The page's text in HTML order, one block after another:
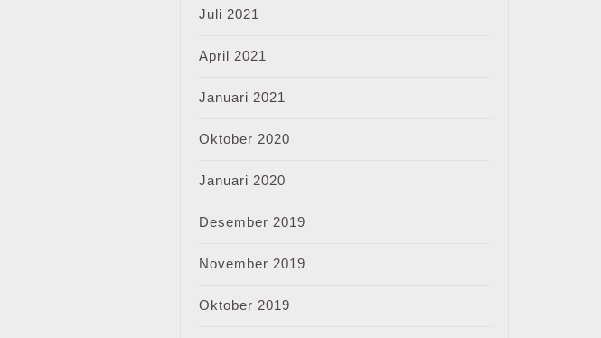
Juli 2021
April 2021
Januari 2021
Oktober 2020
Januari 2020
Desember 2019
November 2019
Oktober 2019